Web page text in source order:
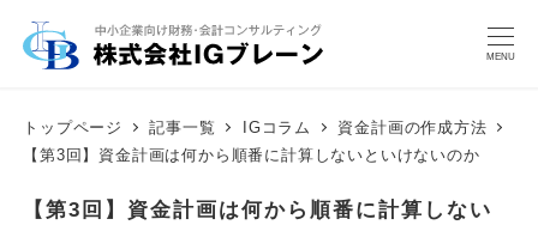
MENU
トップページ 記事一覧 IGコラム
資金計画の作成方法
【第3回】資金計画は何から順番に計算しないといけないのか
【第3回】資金計画は何から順番に計算しない